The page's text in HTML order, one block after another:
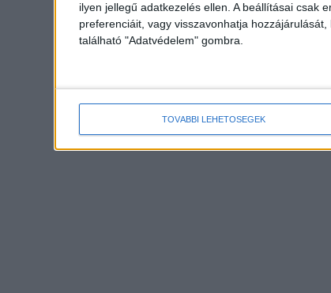
ilyen jellegű adatkezelés ellen. A beállításai csak
preferenciáit, vagy visszavonhatja
található "Adatvédelem" gombra.
TOVÁBBI LEHETŐSÉGEK